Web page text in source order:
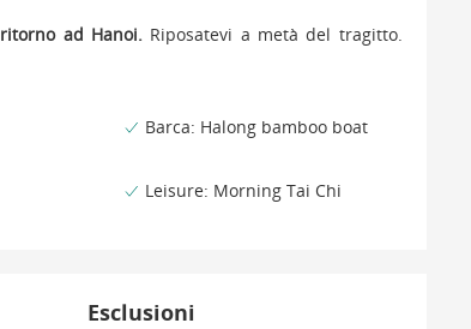
ritorno ad Hanoi. Riposatevi a metà del tragitto.
Barca: Halong bamboo boat
Leisure: Morning Tai Chi
Esclusioni